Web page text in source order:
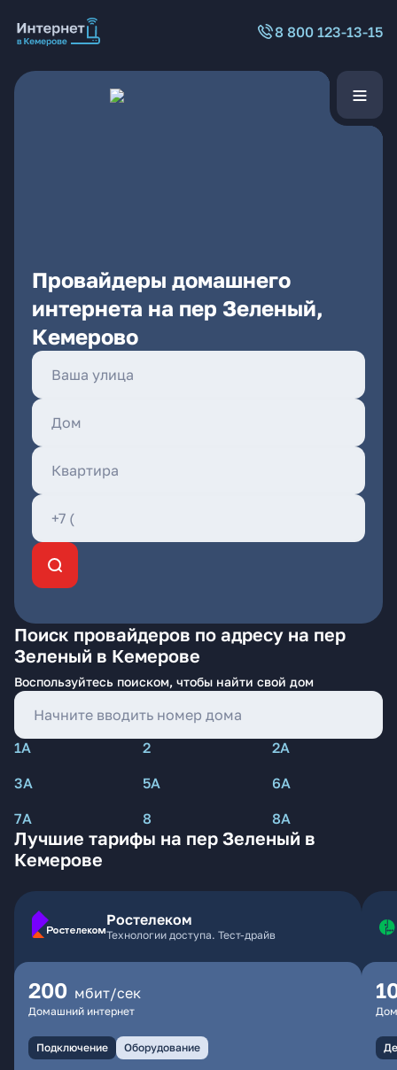
8 800 123-13-15
Провайдеры домашнего
интернета на пер Зеленый,
Кемерово
Поиск провайдеров по адресу на пер
Зеленый в Кемерове
Воспользуйтесь поиском, чтобы найти свой дом
1А 2
2А
3А
5А
6А
7А
8 8А
Лучшие тарифы на пер Зеленый в
Кемерове
Ростелеком
Технологии доступа. Тест-драйв
200 мбит/сек
Домашний интернет
Подключение Оборудование